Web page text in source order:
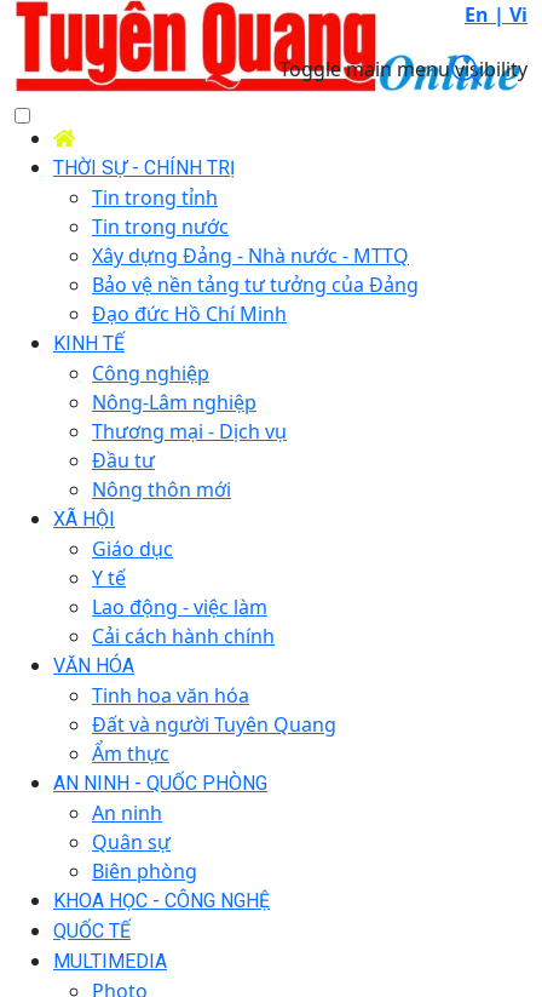
En | Vi
Toggle main menu visibility
THỜI SỰ - CHÍNH TRỊ
Tin trong tỉnh
Tin trong nước
Xây dựng Đảng - Nhà nước - MTTQ
Bảo vệ nền tảng tư tưởng của Đảng
Đạo đức Hồ Chí Minh
KINH TẾ
Công nghiệp
Nông-Lâm nghiệp
Thương mại - Dịch vụ
Đầu tư
Nông thôn mới
XÃ HỘI
Giáo dục
Y tế
Lao động - việc làm
Cải cách hành chính
VĂN HÓA
Tinh hoa văn hóa
Đất và người Tuyên Quang
Ẩm thực
AN NINH - QUỐC PHÒNG
An ninh
Quân sự
Biên phòng
KHOA HỌC - CÔNG NGHỆ
QUỐC TẾ
MULTIMEDIA
Photo